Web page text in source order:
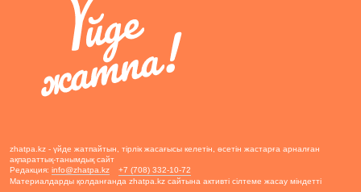
zhatpa.kz - үйде жатпайтын, тірлік жасағысы келетін, өсетін жастарға арналған
ақпараттық-танымдық сайт
Редакция: info@zhatpa.kz
+7 (708) 332-10-72
Материалдарды қолданғанда zhatpa.kz сайтына активті сілтеме жасау міндетті